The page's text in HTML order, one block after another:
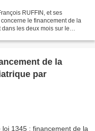
RUFFIN, et ses
le financement de la
les deux mois sur le
de la
par